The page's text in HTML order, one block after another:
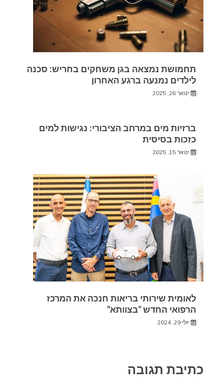
תחמושת נמצאה בגן משחקים בחריש: סכנה
לילדים נמנעה ברגע האחרון
ינואר 26, 2025
ברזיות מים במרחב הציבורי: נגישות למים
כזכות בסיסית
ינואר 15, 2025
לאומית שירותי בריאות חנכה את המרכז
הרפואי החדש "בצוותא"
יולי 29, 2024
כתיבת תגובה